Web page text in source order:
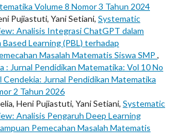
Volume 8 Nomor 3 Tahun 2024
Pujiastuti, Yani Setiani, Systematic
Analisis Integrasi ChatGPT dalam
Learning (PBL) terhadap
Masalah Matematis Siswa SMP ,
: Jurnal Pendidikan Matematika: Vol 10 No
Cendekia: Jurnal Pendidikan Matematika
2 Tahun 2026
Heni Pujiastuti, Yani Setiani, Systematic
Analisis Pengaruh Deep Learning
Pemecahan Masalah Matematis